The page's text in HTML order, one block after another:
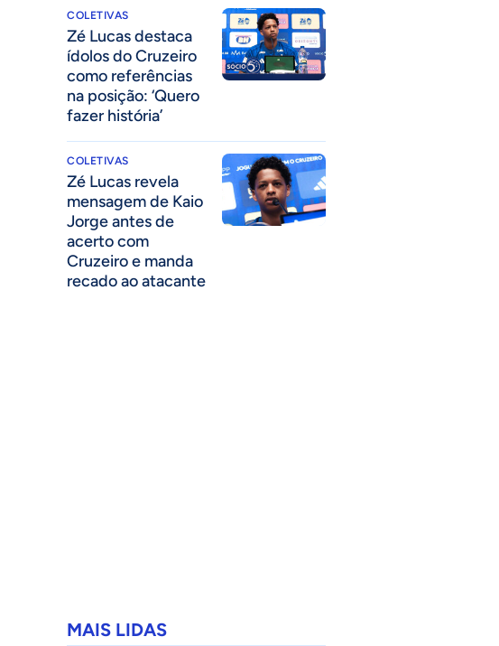
COLETIVAS
Zé Lucas destaca
ídolos do Cruzeiro
como referências
na posição: ‘Quero
fazer história’
COLETIVAS
Zé Lucas revela
mensagem de Kaio
Jorge antes de
acerto com
Cruzeiro e manda
recado ao atacante
MAIS LIDAS